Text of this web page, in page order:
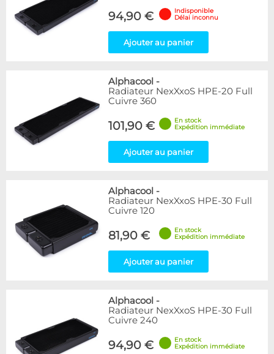
94,90 €
Indisponible
Délai inconnu
Ajouter au panier
Alphacool -
Radiateur NexXxoS HPE-20 Full
Cuivre 360
101,90 €
En stock
Expédition immédiate
Ajouter au panier
Alphacool -
Radiateur NexXxoS HPE-30 Full
Cuivre 120
81,90 €
En stock
Expédition immédiate
Ajouter au panier
Alphacool -
Radiateur NexXxoS HPE-30 Full
Cuivre 240
94,90 €
En stock
Expédition immédiate